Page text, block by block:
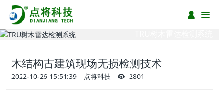
木结构古建筑现场无损检测技术
2022-10-26 15:51:39 点将科技 2801